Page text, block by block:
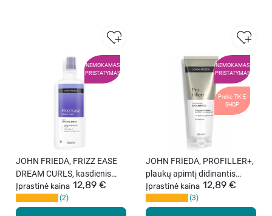
NEMOKAMAS
PRISTATYMAS
JOHN FRIEDA, FRIZZ EASE
DREAM CURLS, kasdienis
šukuosenos formavimo
purškiklis, 200 ml.
Įprastinė kaina 12,89 €
2
NEMOKAMAS
PRISTATYMAS
Prekė TIK E-
SHOP
JOHN FRIEDA, PROFILLER+,
plaukų apimtį didinantis
šampūnas, 250 ml.
Įprastinė kaina 12,89 €
3